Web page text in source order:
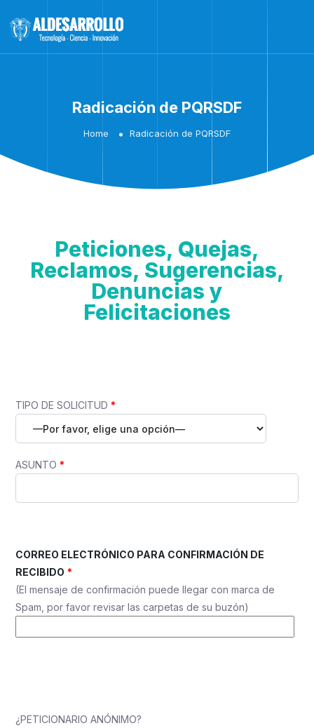
Radicación de PQRSDF
Home Radicación de PQRSDF
Peticiones, Quejas,
Reclamos, Sugerencias,
Denuncias y
Felicitaciones
TIPO DE SOLICITUD *
ASUNTO *
CORREO ELECTRÓNICO PARA CONFIRMACIÓN DE
RECIBIDO *
(El mensaje de confirmación puede llegar con marca de
Spam, por favor revisar las carpetas de su buzón)
¿PETICIONARIO ANÓNIMO?